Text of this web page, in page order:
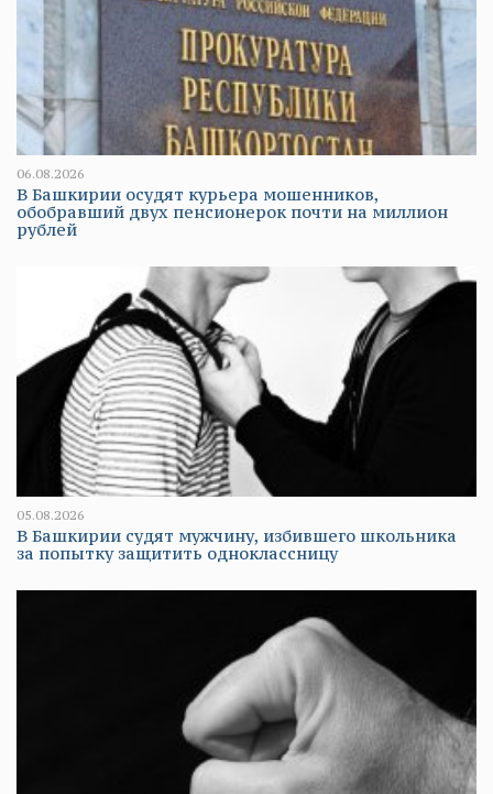
06.08.2026
В Башкирии осудят курьера мошенников,
обобравший двух пенсионерок почти на миллион
рублей
05.08.2026
В Башкирии судят мужчину, избившего школьника
за попытку защитить одноклассницу